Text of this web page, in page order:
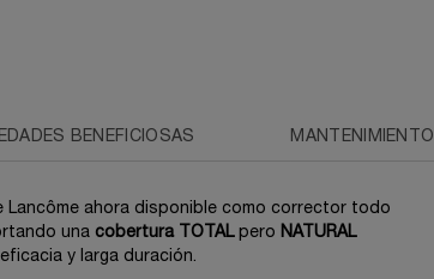
BENEFICIOSAS MANTENIMIENTO
Lancôme ahora disponible como corrector todo
una cobertura TOTALpero
NATURAL
y larga duración.